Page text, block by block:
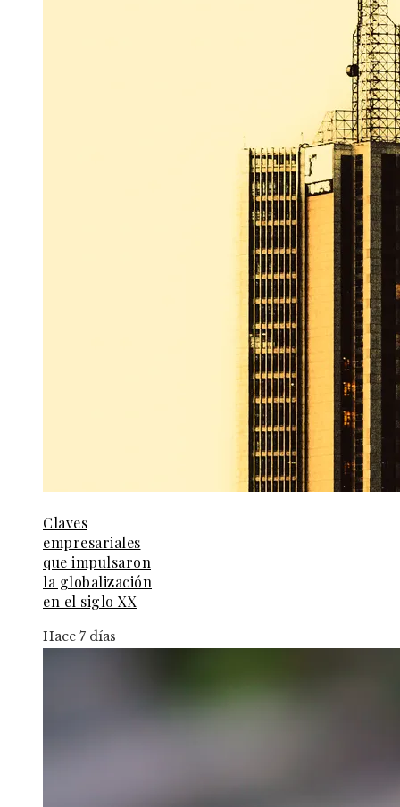
Claves
empresariales
que impulsaron
la globalización
en el siglo XX
Hace 7 días